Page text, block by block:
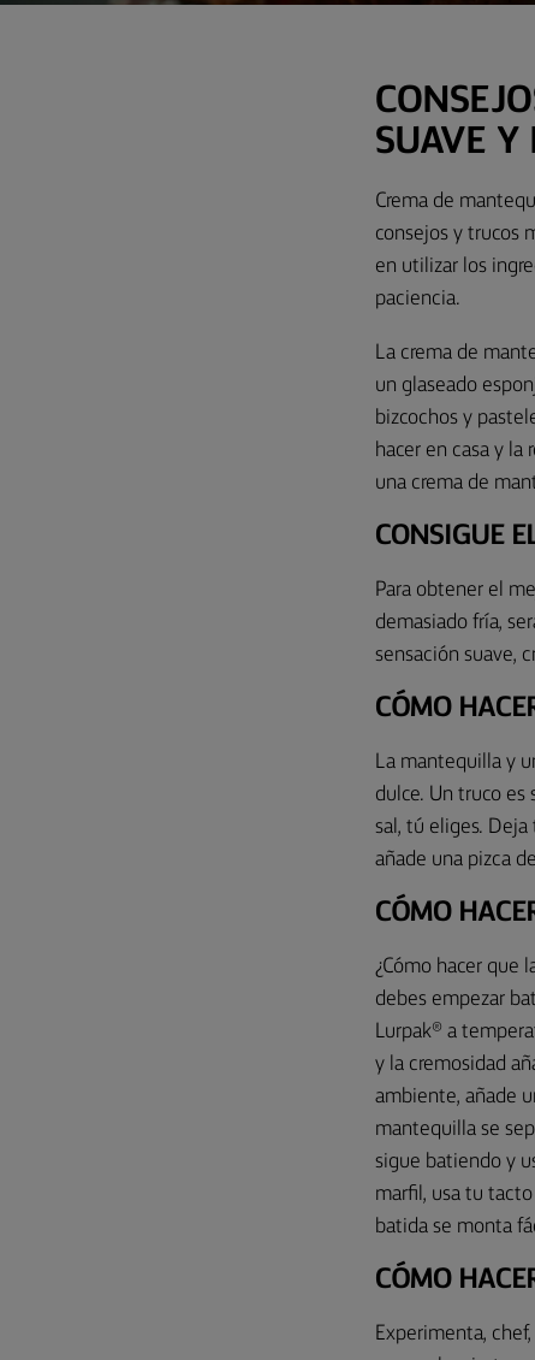
SUAVE Y
Crema de
consejos y trucos
en utilizar los
paciencia.
La crema de
un glaseado
bizcochos y
hacer en casa y
una crema de
CONSIGUE
Para obtener el
demasiado fría,
sensación suave,
CÓMO
La mantequilla y
dulce. Un truco es
sal, tú eliges.
añade una pizca
CÓMO
¿Cómo hacer que
debes empezar
Lurpak® a
y la cremosidad
ambiente, añade
mantequilla se
sigue batiendo y
marfil, usa tu
batida se monta
CÓMO
Experimenta,